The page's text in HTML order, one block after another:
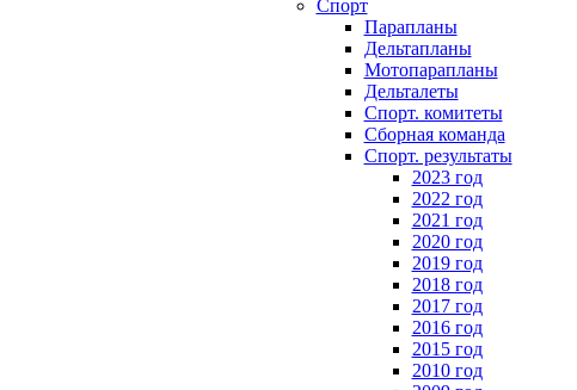
Спорт
Парапланы
Дельтапланы
Мотопарапланы
Дельталеты
Спорт. комитеты
Сборная команда
Спорт. результаты
2023 год
2022 год
2021 год
2020 год
2019 год
2018 год
2017 год
2016 год
2015 год
2010 год